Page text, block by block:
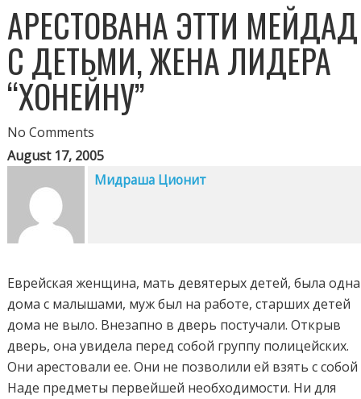
АРЕСТОВАНА ЭТТИ МЕЙДАД
С ДЕТЬМИ, ЖЕНА ЛИДЕРА
“ХОНЕЙНУ”
No Comments
August 17, 2005
Мидраша Ционит
Еврейская женщина, мать девятерых детей, была одна
дома с малышами, муж был на работе, старших детей
дома не выло. Внезапно в дверь постучали. Открыв
дверь, она увидела перед собой группу полицейских.
Они арестовали ее. Они не позволили ей взять с собой
Наде предметы первейшей необходимости. Ни для